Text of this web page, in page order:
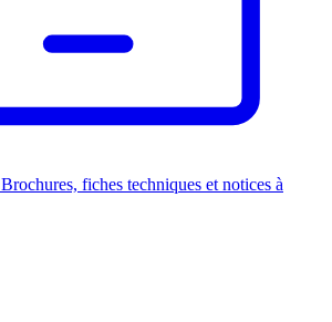
Brochures, fiches techniques et notices à